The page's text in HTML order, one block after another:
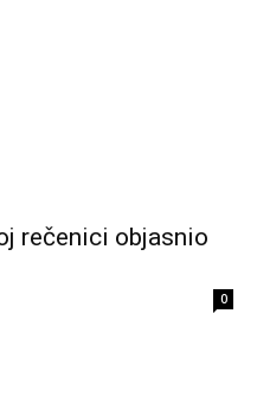
rečenici objasnio
0